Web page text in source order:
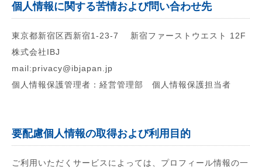
個人情報に関する苦情および問い合わせ先
東京都新宿区西新宿1-23-7 新宿ファーストウエスト 12F
株式会社IBJ
mail:privacy@ibjapan.jp
個人情報保護管理者：経営管理部 個人情報保護担当者
要配慮個人情報の取得および利用目的
ご利用いただくサービスによっては、プロフィール情報の一